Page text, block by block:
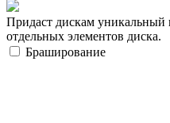
Придаст дискам
отдельных элементов диска.
Браширование